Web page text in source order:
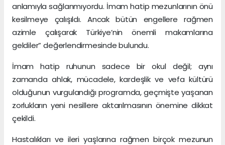
anlamıyla sağlanmıyordu. İmam hatip mezunlarının önü
kesilmeye çalışıldı. Ancak bütün engellere rağmen
azimle çalışarak Türkiye’nin önemli makamlarına
geldiler” değerlendirmesinde bulundu.
İmam hatip ruhunun sadece bir okul değil; aynı
zamanda ahlak, mücadele, kardeşlik ve vefa kültürü
olduğunun vurgulandığı programda, geçmişte yaşanan
zorlukların yeni nesillere aktarılmasının önemine dikkat
çekildi.
Hastalıkları ve ileri yaşlarına rağmen birçok mezunun